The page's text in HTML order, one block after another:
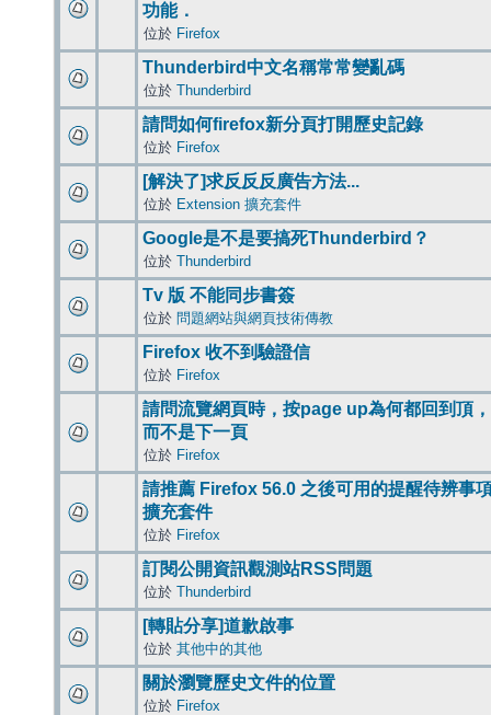
功能．
位於 Firefox
Thunderbird中文名稱常常變亂碼
位於 Thunderbird
請問如何firefox新分頁打開歷史記錄
位於 Firefox
[解決了]求反反反廣告方法...
位於 Extension 擴充套件
Google是不是要搞死Thunderbird？
位於 Thunderbird
Tv 版 不能同步書簽
位於 問題網站與網頁技術傳教
Firefox 收不到驗證信
位於 Firefox
請問流覽網頁時，按page up為何都回到頂，
而不是下一頁
位於 Firefox
請推薦 Firefox 56.0 之後可用的提醒待辨事
擴充套件
位於 Firefox
訂閱公開資訊觀測站RSS問題
位於 Thunderbird
[轉貼分享]道歉啟事
位於 其他中的其他
關於瀏覽歷史文件的位置
位於 Firefox